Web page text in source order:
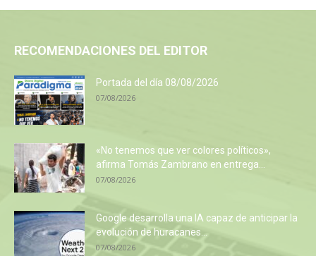
RECOMENDACIONES DEL EDITOR
Portada del día 08/08/2026
07/08/2026
«No tenemos que ver colores políticos»,
afirma Tomás Zambrano en entrega...
07/08/2026
Google desarrolla una IA capaz de anticipar la
evolución de huracanes...
07/08/2026